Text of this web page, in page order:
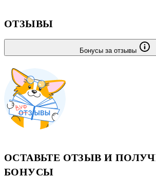
ОТЗЫВЫ
Бонусы за отзывы
ОСТАВЬТЕ ОТЗЫВ И
БОНУСЫ